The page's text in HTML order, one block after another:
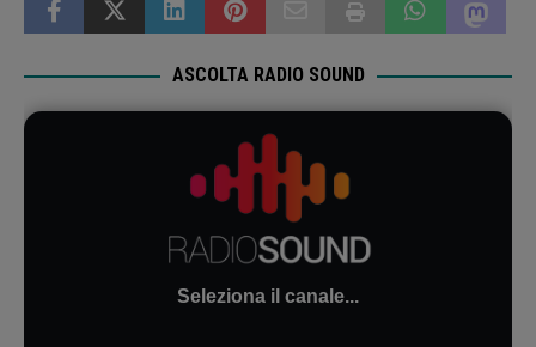
ASCOLTA RADIO SOUND
Seleziona il canale...